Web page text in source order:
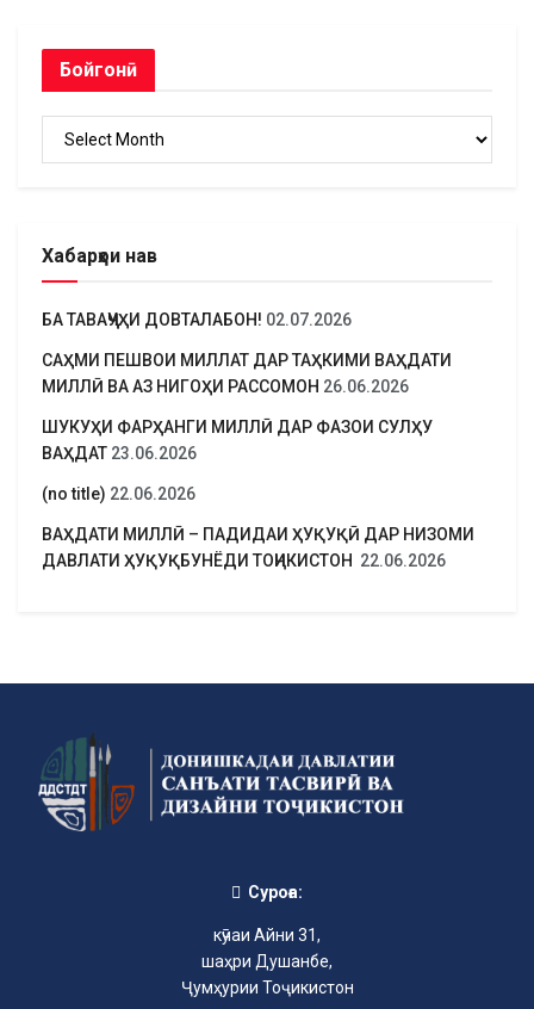
Бойгонӣ
Бойгонӣ
Хабарҳои нав
БА ТАВАҶҶУҲИ ДОВТАЛАБОН! 02.07.2026
САҲМИ ПЕШВОИ МИЛЛАТ ДАР ТАҲКИМИ ВАҲДАТИ
МИЛЛӢ ВА АЗ НИГОҲИ РАССОМОН 26.06.2026
ШУКУҲИ ФАРҲАНГИ МИЛЛӢ ДАР ФАЗОИ СУЛҲУ
ВАҲДАТ 23.06.2026
(no title) 22.06.2026
ВАҲДАТИ МИЛЛӢ – ПАДИДАИ ҲУҚУҚӢ ДАР НИЗОМИ
ДАВЛАТИ ҲУҚУҚБУНЁДИ ТОҶИКИСТОН 22.06.2026
Суроға:
кӯчаи Айни 31,
шаҳри Душанбе,
Ҷумҳурии Тоҷикистон